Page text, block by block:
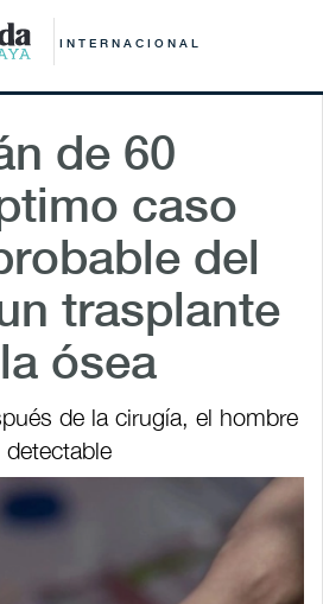
INTERNACIONAL
de 60
caso
del
trasplante
ósea
de la cirugía, el hombre
detectable